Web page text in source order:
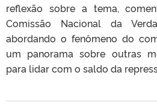
reflexão sobre a tema,
Comissão Nacional da
abordando o fenômeno do
um panorama sobre outras
para lidar com o saldo da